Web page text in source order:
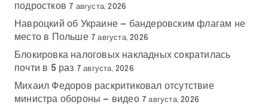
подростков 7 августа, 2026
Навроцкий об Украине — бандеровским флагам не
место в Польше 7 августа, 2026
Блокировка налоговых накладных сократилась
почти в 5 раз 7 августа, 2026
Михаил Федоров раскритиковал отсутствие
министра обороны — видео 7 августа, 2026